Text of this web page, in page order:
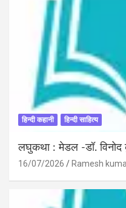
हिन्दी कहानी हिन्दी साहित्य
लघुकथा : मेडल -डॉ. विनोद
16/07/2026 Ramesh